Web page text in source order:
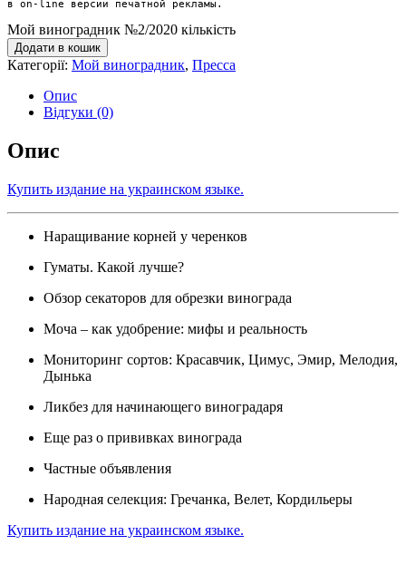
в on-line версии печатной рекламы.
Мой виноградник №2/2020 кількість
Додати в кошик
Категорії: Мой виноградник, Пресса
Опис
Відгуки (0)
Опис
Купить издание на украинском языке.
Наращивание корней у черенков
Гуматы. Какой лучше?
Обзор секаторов для обрезки винограда
Моча – как удобрение: мифы и реальность
Мониторинг сортов: Красавчик, Цимус, Эмир, Мелодия,
Дынька
Ликбез для начинающего виноградаря
Еще раз о прививках винограда
Частные объявления
Народная селекция: Гречанка, Велет, Кордильеры
Купить издание на украинском языке.